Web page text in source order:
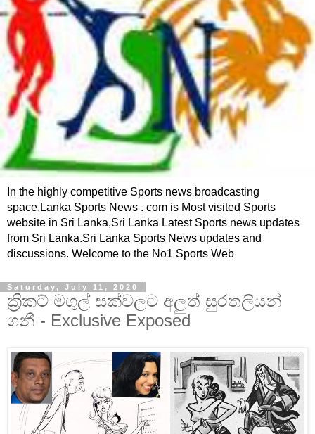
In the highly competitive Sports news broadcasting
space,Lanka Sports News . com is Most visited Sports
website in Sri Lanka,Sri Lanka Latest Sports news updates
from Sri Lanka.Sri Lanka Sports News updates and
discussions. Welcome to the No1 Sports Web
Saturday, July 11, 2020
ක්‍රිකට් මගුල් සක්වලට අලුත් සුරතලියන්
ගනී - Exclusive Exposed